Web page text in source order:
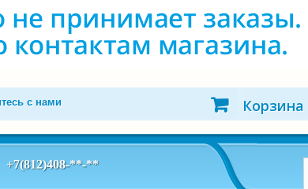
Корзина
с нами
+7(812)408-**-**